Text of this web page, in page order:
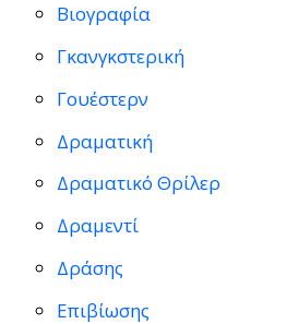
Βιογραφία
Γκανγκστερική
Γουέστερν
Δραματική
Δραματικό Θρίλερ
Δραμεντί
Δράσης
Επιβίωσης